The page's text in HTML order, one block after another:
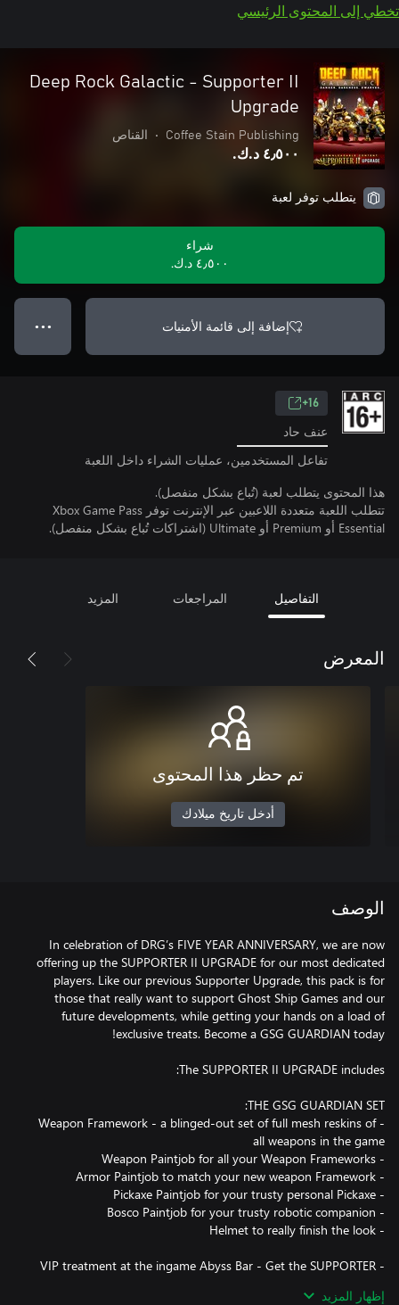
تخطي إلى المحتوى الرئيسي
Deep Rock Galactic - Supporter II
Upgrade
Coffee Stain Publishing
• القناص
٤٫٥٠٠ د.ك.‏
يتطلب توفر لعبة
شراء
٤٫٥٠٠ د.ك.‏
إضافة إلى قائمة الأمنيات ● ● ●
16+
عنف حاد
تفاعل المستخدمين، عمليات الشراء داخل اللعبة
هذا المحتوى يتطلب لعبة (تُباع بشكل منفصل).
تتطلب اللعبة متعددة اللاعبين عبر الإنترنت توفر Xbox Game Pass
Essential أو Premium أو Ultimate (اشتراكات تُباع بشكل منفصل).
التفاصيل المراجعات المزيد
المعرض
تم حظر هذا المحتوى
أدخل تاريخ ميلادك
الوصف
In celebration of DRG’s FIVE YEAR ANNIVERSARY, we are now
offering up the SUPPORTER II UPGRADE for our most dedicated
players. Like our previous Supporter Upgrade, this pack is for
those that really want to support Ghost Ship Games and our
future developments, while getting your hands on a load of
- Weapon Framework - a blinged-out set of full mesh reskins of
- VIP treatment at the ingame Abyss Bar - Get the SUPPORTER
إظهار المزيد